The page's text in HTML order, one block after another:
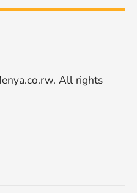
. All rights